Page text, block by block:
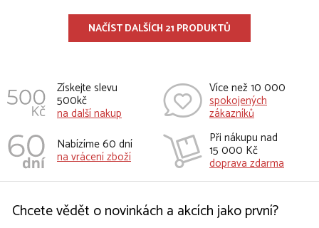
NAČÍST DALŠÍCH 21 PRODUKTŮ
Získejte slevu
500kč
na další nakup
Více než 10 000
spokojených
zákazníků
Nabízíme 60 dní
na vrácení zboží
Při nákupu nad
15 000 Kč
doprava zdarma
Chcete vědět o novinkách a akcích jako první?